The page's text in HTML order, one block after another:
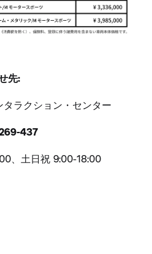
先:
ラクション・センター
437
、土日祝 9:00-18:00